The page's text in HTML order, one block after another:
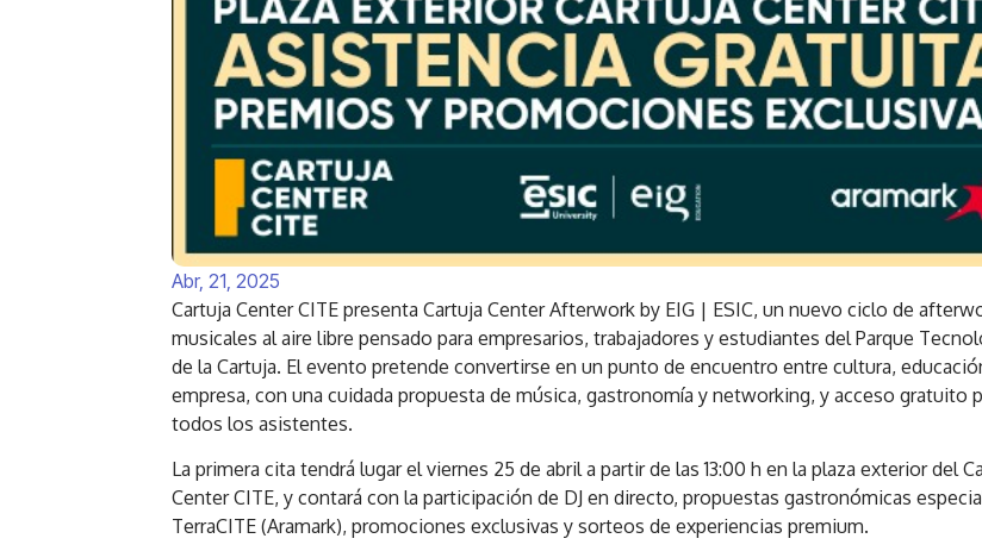
Abr, 21, 2025
Cartuja Center CITE presenta Cartuja Center Afterwork by EIG | ESIC, un nuevo ciclo de
musicales al aire libre pensado para empresarios, trabajadores y estudiantes del Parque
de la Cartuja. El evento pretende convertirse en un punto de encuentro entre cultura,
empresa, con una cuidada propuesta de música, gastronomía y networking, y acceso gratuito
todos los asistentes.
La primera cita tendrá lugar el viernes 25 de abril a partir de las 13:00 h en la plaza exterior del
Center CITE, y contará con la participación de DJ en directo, propuestas gastronómicas
TerraCITE (Aramark), promociones exclusivas y sorteos de experiencias premium.